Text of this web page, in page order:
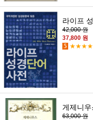
라이프
42,000 원
37,800 원
5
게제니
63,000 원